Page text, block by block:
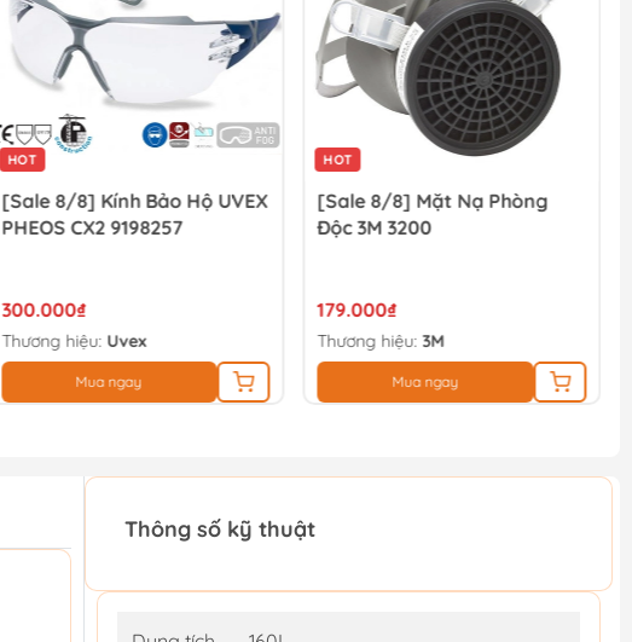
HOT
[Sale 8/8] Kính Bảo Hộ UVEX
PHEOS CX2 9198257
300.000₫
Thương hiệu: Uvex
Mua ngay
HOT
[Sale 8/8] Mặt Nạ Phòng
Độc 3M 3200
179.000₫
Thương hiệu:3M
Mua ngay
Thông số kỹ thuật